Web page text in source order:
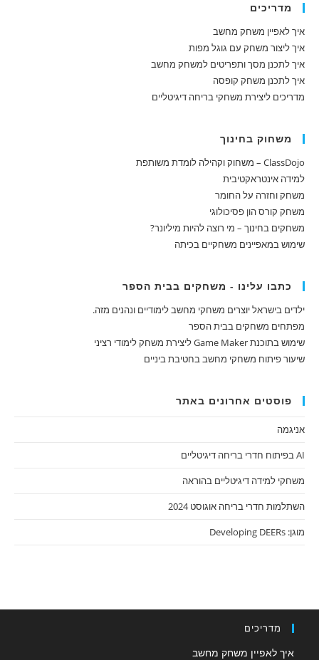
מדריכים
איך לאפיין משחק מחשב
איך ליצור משחק עם גוגל מפות
איך לתכנן מסך ותפריטים למשחק מחשב
איך לתכנן משחק קופסה
מדריכים ליצירת משחקי בריחה דיגיטליים
משחוק בחינוך
ClassDojo – משחוק וקהילה לומדת משותפת
למידה אינטראקטיבית
משחק וחזרה על החומר
משחק קורס הון פסיכולוגי
משחקים בחינוך – מי רוצה להיות מיליונר?
שימוש במאפיינים משחקיים בכיתה
כתבו עלינו - משחקים בבית הספר
ילדים בישראל יוצרים משחקי מחשב לימודיים ונהנים מזה.
מפתחים משחקים בבית הספר
שימוש בתוכנת Game Maker ליצירת משחק לימודי רציני
שיעור פיתוח משחקי מחשב בחטיבת ביניים
פוסטים אחרונים באתר
אניגמה
AI בפיתוח חדרי בריחה דיגיטליים
משחקי למידה דיגיטליים בהוראה
השתלמות חדרי בריחה אוגוסט 2024
מוגן: Developing DEERs
מדריכים
איך לאפיין משחק מחשב